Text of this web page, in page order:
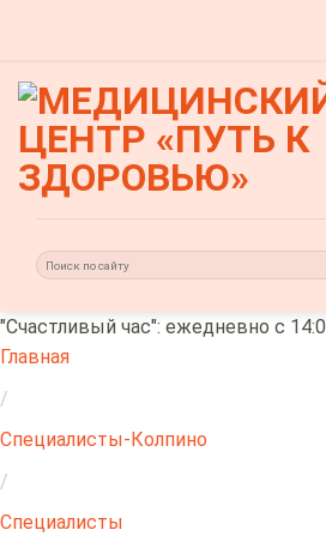
"Счастливый час": ежедневно с
Главная
/
Специалисты-Колпино
/
Специалисты